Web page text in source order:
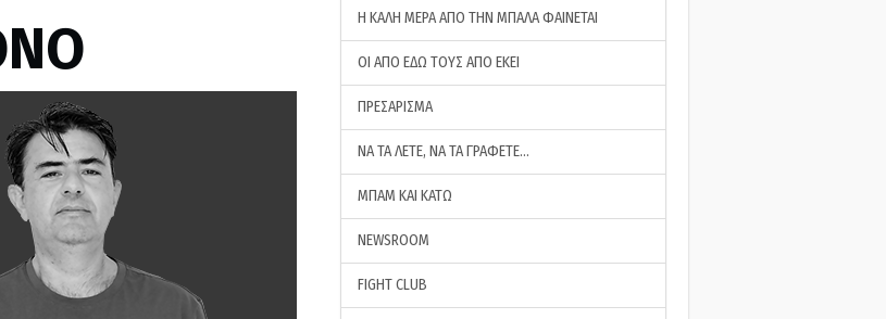
H ΚΑΛΗ ΜΕΡΑ ΑΠΟ ΤΗΝ ΜΠΑΛΑ ΦΑΙΝΕΤΑΙ
ΟΙ ΑΠΟ ΕΔΩ ΤΟΥΣ ΑΠΟ ΕΚΕΙ
ΠΡΕΣΑΡΙΣΜΑ
ΝΑ ΤΑ ΛΕΤΕ, ΝΑ ΤΑ ΓΡΑΦΕΤΕ…
ΜΠΑΜ ΚΑΙ ΚΑΤΩ
NEWSROOM
FIGHT CLUB